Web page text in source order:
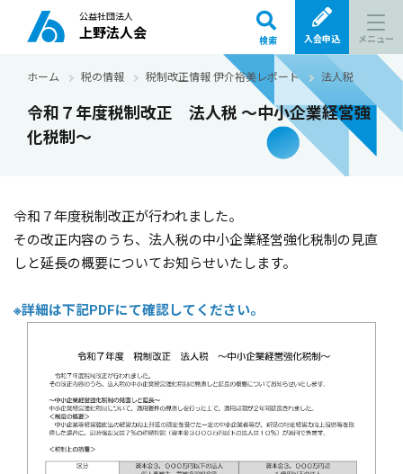
公益社団法人
上野法人会 検索 入会申込 メニュー
ホーム 税の情報 税制改正情報 伊介裕美レポート 法人税 令
令和７年度税制改正 法人税 ～中小企業経営強
化税制～
令和７年度税制改正が行われました。
その改正内容のうち、法人税の中小企業経営強化税制の見直
しと延長の概要についてお知らせいたします。
※詳細は下記PDFにて確認してください。